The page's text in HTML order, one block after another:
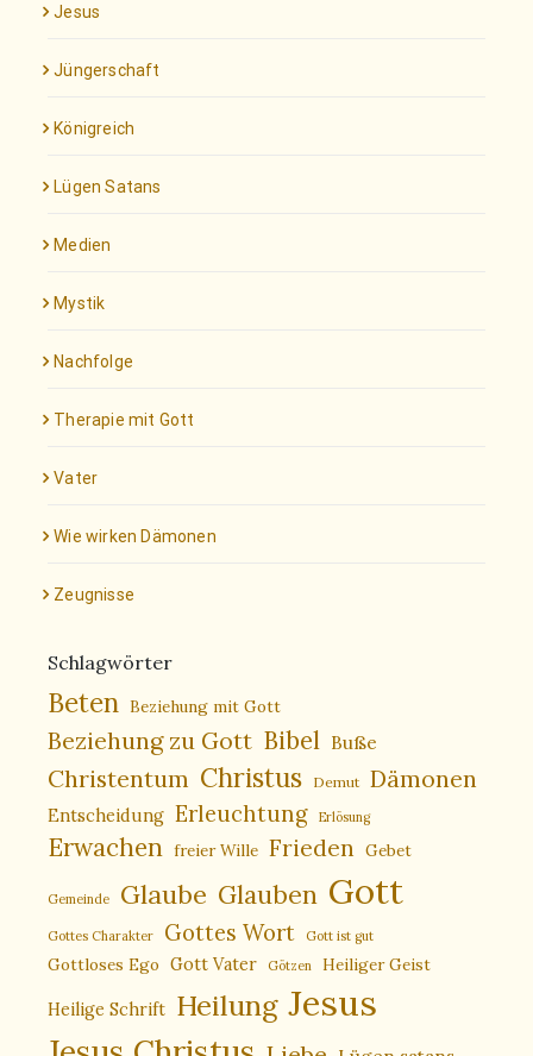
Jesus
Jüngerschaft
Königreich
Lügen Satans
Medien
Mystik
Nachfolge
Therapie mit Gott
Vater
Wie wirken Dämonen
Zeugnisse
Schlagwörter
Beten Beziehung mit Gott
Beziehung zu Gott Bibel Buße
Christentum Christus Demut Dämonen
Entscheidung Erleuchtung Erlösung
Erwachen freier Wille Frieden Gebet
Gemeinde Glaube Glauben Gott
Gottes Charakter Gottes Wort Gott ist gut
Gottloses Ego Gott Vater Götzen Heiliger Geist
Heilige Schrift Heilung Jesus